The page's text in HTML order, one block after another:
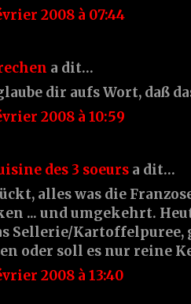
2008 à 07:44
a dit…
dir aufs Wort, daß
2008 à 10:59
des 3 soeurs a dit…
alles was die
... und umgekehrt.
Sellerie/Kartoffelpuree,
oder soll es nur reine
2008 à 13:40